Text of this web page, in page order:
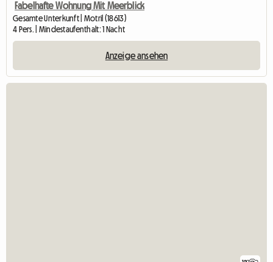
Fabelhafte Wohnung Mit Meerblick
Gesamte Unterkunft | Motril (18613)
4 Pers. | Mindestaufenthalt: 1 Nacht
Anzeige ansehen